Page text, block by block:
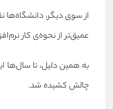
از سوی دیگر، دانشگاه‌ها
عمیق‌تر از نحوه‌ی کار
به همین دلیل، تا سال‌ها
چالش کشیده شد.